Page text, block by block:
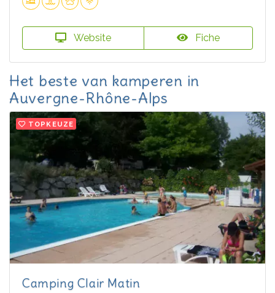
Website Fiche
Het beste van kamperen in
Auvergne-Rhône-Alps
TOPKEUZE
Camping Clair Matin